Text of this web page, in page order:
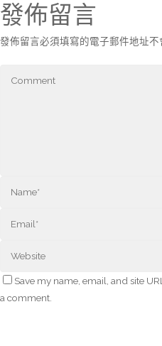
發佈留言
發佈留言必須填寫的電子郵件地址不
Save my name, email, and site
a comment.